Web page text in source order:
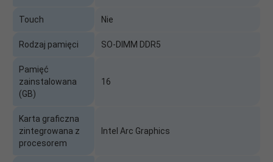
Touch Nie
Rodzaj pamięci SO-DIMM DDR5
Pamięć
zainstalowana
(GB)
16
Karta graficzna
zintegrowana z
procesorem
Intel Arc Graphics